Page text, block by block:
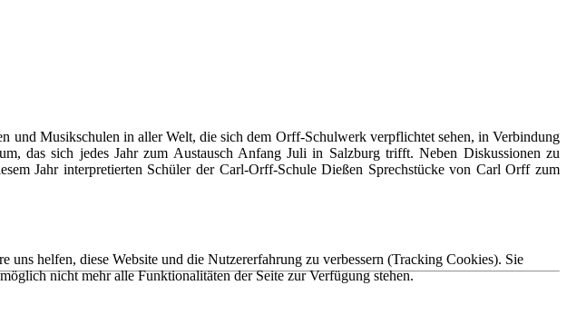
Musikschulen in aller Welt, die sich dem Orff-Schulwerk verpflichtet sehen, in Verbindung
das sich jedes Jahr zum Austausch Anfang Juli in Salzburg trifft. Neben Diskussionen zu
Jahr interpretierten Schüler der Carl-Orff-Schule Dießen Sprechstücke von Carl Orff zum
helfen, diese Website und die Nutzererfahrung zu verbessern (Tracking Cookies). Sie
nicht mehr alle Funktionalitäten der Seite zur Verfügung stehen.